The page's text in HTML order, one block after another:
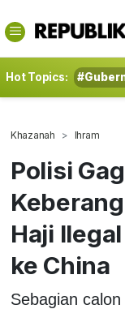
Hot Topics:
Khazanah Ihram
Polisi
Haji
ke China
Sebagian